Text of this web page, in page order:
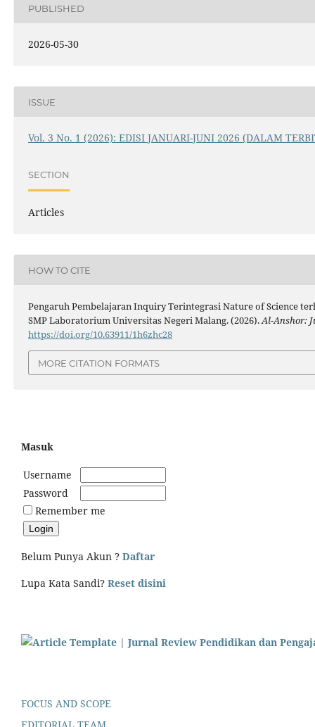
PUBLISHED
2026-05-30
ISSUE
Vol. 3 No. 1 (2026): EDISI JANUARI-JUNI 2026 (DALAM
SECTION
Articles
HOW TO CITE
Pengaruh Pembelajaran Inquiry Terintegrasi Nature of Science
SMP Laboratorium Universitas Negeri Malang. (2026).Al-Anshor:
https://doi.org/10.63911/1h6zhc28
MORE CITATION FORMATS
Masuk
Username
Password
Remember me
Belum Punya Akun ? Daftar
Lupa Kata Sandi? Reset disini
FOCUS AND SCOPE